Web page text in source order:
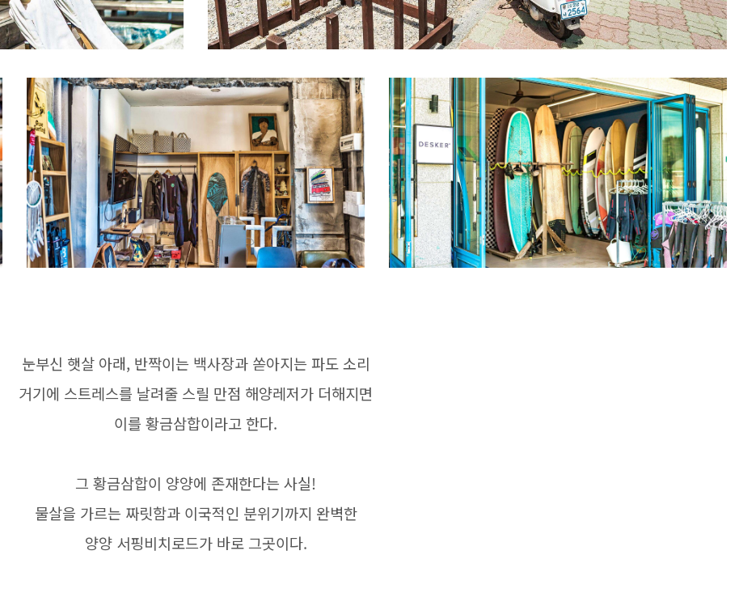
눈부신 햇살 아래, 반짝이는 백사장과 쏟아지는 파도 소리
거기에 스트레스를 날려줄 스릴 만점 해양레저가 더해지면
이를 황금삼합이라고 한다.
그 황금삼합이 양양에 존재한다는 사실!
물살을 가르는 짜릿함과 이국적인 분위기까지 완벽한
양양 서핑비치로드가 바로 그곳이다.